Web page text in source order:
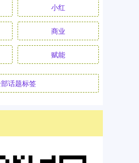
小红
商业
赋能
话题标签